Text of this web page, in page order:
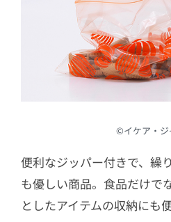
©︎イケア・ジ
便利なジッパー付きで、繰
も優しい商品。食品だけで
としたアイテムの収納にも便